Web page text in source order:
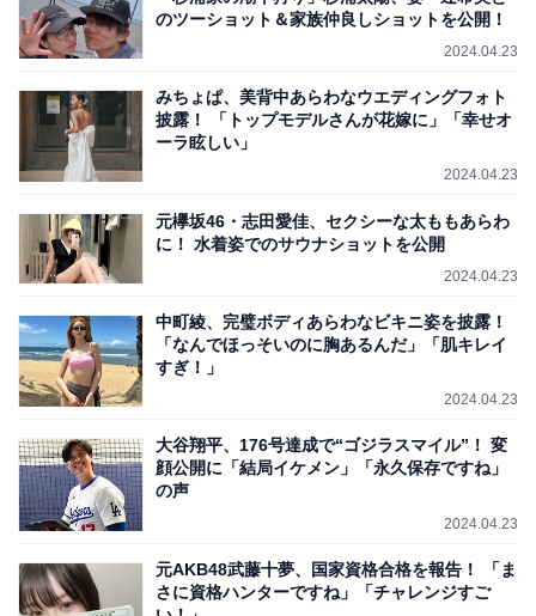
のツーショット＆家族仲良しショットを公開！
2024.04.23
みちょぱ、美背中あらわなウエディングフォト
披露！ 「トップモデルさんが花嫁に」「幸せオ
ーラ眩しい」
2024.04.23
元欅坂46・志田愛佳、セクシーな太ももあらわ
に！ 水着姿でのサウナショットを公開
2024.04.23
中町綾、完璧ボディあらわなビキニ姿を披露！
「なんでほっそいのに胸あるんだ」「肌キレイ
すぎ！」
2024.04.23
大谷翔平、176号達成で“ゴジラスマイル”！ 変
顔公開に「結局イケメン」「永久保存ですね」
の声
2024.04.23
元AKB48武藤十夢、国家資格合格を報告！ 「ま
さに資格ハンターですね」「チャレンジすご